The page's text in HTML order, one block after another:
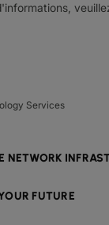
Services
NETWORK
FUTURE